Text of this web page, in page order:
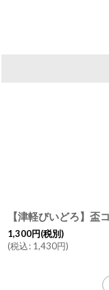
1,300円(税別)
(税込: 1,430円)